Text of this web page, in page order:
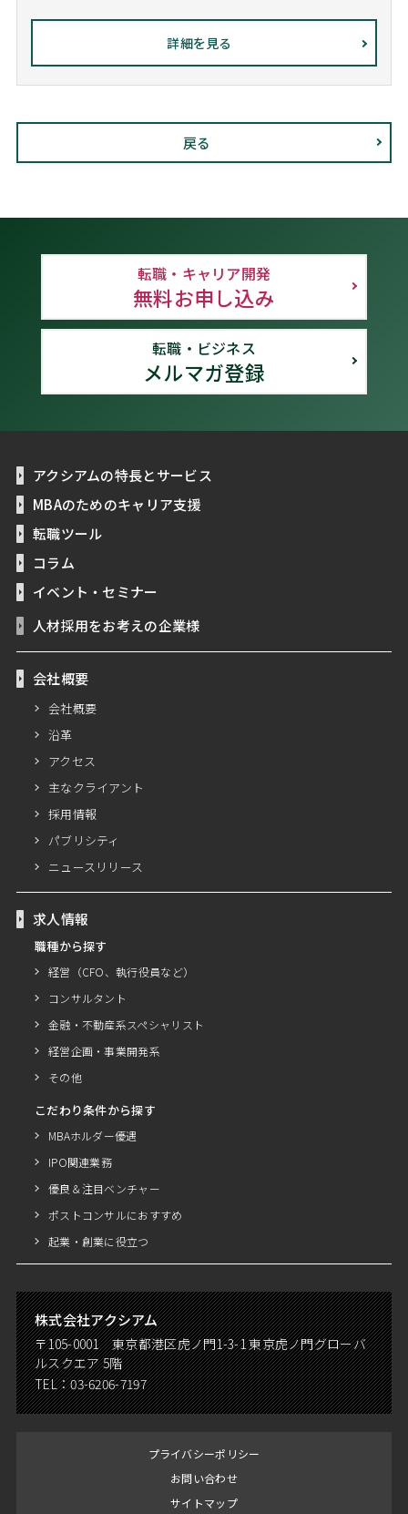
詳細を見る
戻る
転職・キャリア開発
無料お申し込み
転職・ビジネス
メルマガ登録
アクシアムの特長とサービス
MBAのためのキャリア支援
転職ツール
コラム
イベント・セミナー
人材採用をお考えの企業様
会社概要
会社概要
沿革
アクセス
主なクライアント
採用情報
パブリシティ
ニュースリリース
求人情報
職種から探す
経営（CFO、執行役員など）
コンサルタント
金融・不動産系スペシャリスト
経営企画・事業開発系
その他
こだわり条件から探す
MBAホルダー優遇
IPO関連業務
優良＆注目ベンチャー
ポストコンサルにおすすめ
起業・創業に役立つ
株式会社アクシアム
〒105-0001 東京都港区虎ノ門1-3-1 東京虎ノ門グローバ
ルスクエア 5階
TEL：03-6206-7197
プライバシーポリシー
お問い合わせ
サイトマップ